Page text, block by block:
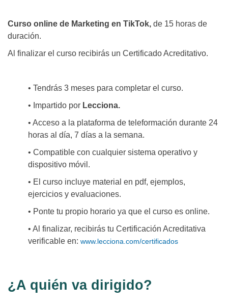
Curso online de Marketing en TikTok, de 15 horas de
duración.
Al finalizar el curso recibirás un Certificado Acreditativo.
• Tendrás 3 meses para completar el curso.
• Impartido por Lecciona.
• Acceso a la plataforma de teleformación durante 24
horas al día, 7 días a la semana.
• Compatible con cualquier sistema operativo y
dispositivo móvil.
• El curso incluye material en pdf, ejemplos,
ejercicios y evaluaciones.
• Ponte tu propio horario ya que el curso es online.
• Al finalizar, recibirás tu Certificación Acreditativa
verificable en: www.lecciona.com/certificados
¿A quién va dirigido?